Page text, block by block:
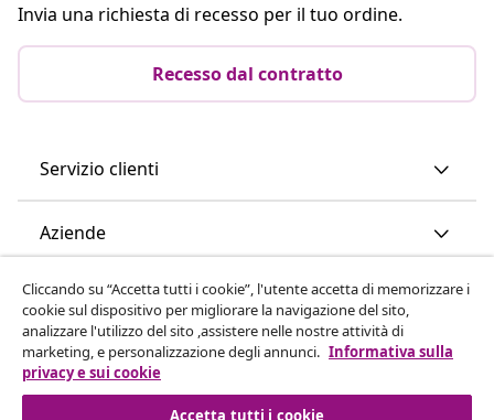
Invia una richiesta di recesso per il tuo ordine.
Recesso dal contratto
Servizio clienti
Aziende
vidaXL
Scopri di più
Cliccando su “Accetta tutti i cookie”, l'utente accetta di memorizzare i
cookie sul dispositivo per migliorare la navigazione del sito,
analizzare l'utilizzo del sito ,assistere nelle nostre attività di
marketing, e personalizzazione degli annunci. Informativa sulla
privacy e sui cookie
Accetta tutti i cookie